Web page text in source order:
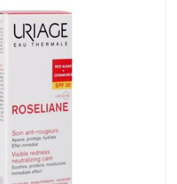
(15°C -